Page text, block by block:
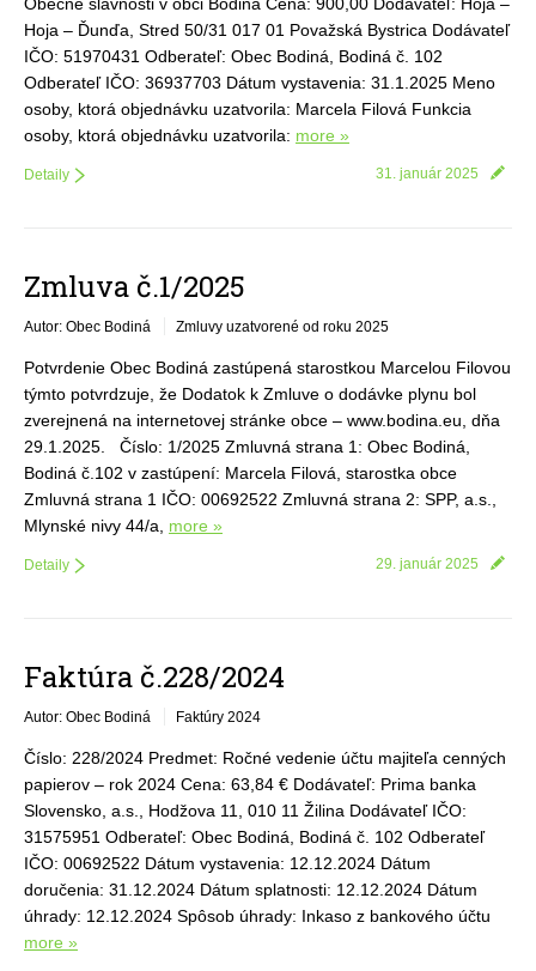
Kontakt
Hoja – Ďunďa, Stred 50/31 017 01 Považská Bystrica Dodávateľ
IČO: 51970431 Odberateľ: Obec Bodiná, Bodiná č. 102
Odberateľ IČO: 36937703 Dátum vystavenia: 31.1.2025 Meno
osoby, ktorá objednávku uzatvorila: Marcela Filová Funkcia
osoby, ktorá objednávku uzatvorila: more »
31. január 2025
Detaily
Zmluva č.1/2025
Autor: Obec Bodiná Zmluvy uzatvorené od roku 2025
Potvrdenie Obec Bodiná zastúpená starostkou Marcelou Filovou
týmto potvrdzuje, že Dodatok k Zmluve o dodávke plynu bol
zverejnená na internetovej stránke obce – www.bodina.eu, dňa
29.1.2025. Číslo: 1/2025 Zmluvná strana 1: Obec Bodiná,
Bodiná č.102 v zastúpení: Marcela Filová, starostka obce
Zmluvná strana 1 IČO: 00692522 Zmluvná strana 2: SPP, a.s.,
Mlynské nivy 44/a, more »
29. január 2025
Detaily
Faktúra č.228/2024
Autor: Obec Bodiná Faktúry 2024
Číslo: 228/2024 Predmet: Ročné vedenie účtu majiteľa cenných
papierov – rok 2024 Cena: 63,84 € Dodávateľ: Prima banka
Slovensko, a.s., Hodžova 11, 010 11 Žilina Dodávateľ IČO:
31575951 Odberateľ: Obec Bodiná, Bodiná č. 102 Odberateľ
IČO: 00692522 Dátum vystavenia: 12.12.2024 Dátum
doručenia: 31.12.2024 Dátum splatnosti: 12.12.2024 Dátum
úhrady: 12.12.2024 Spôsob úhrady: Inkaso z bankového účtu
more »